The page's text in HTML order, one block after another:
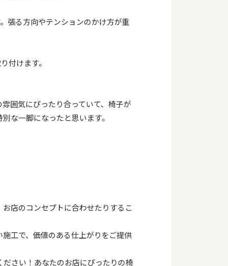
張る方向やテンションのかけ方が重
付けます。
囲気にぴったり合っていて、椅子が
な一脚になったと思います。
店のコンセプトに合わせたりするこ
工で、価値のある仕上がりをご提供
さい！あなたのお店にぴったりの椅